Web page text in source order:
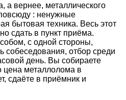
вернее, металлического
: ненужные
бытовая техника. Весь этот
сдать в пункт приёма.
с одной стороны,
собеседования, отбор среди
день. Вы собираете
цена металлолома в
сдаёте в приёмник и